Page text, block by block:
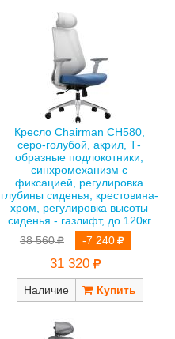
Кресло Chairman CH580,
серо-голубой, акрил, Т-
образные подлокотники,
синхромеханизм с
фиксацией, регулировка
глубины сиденья, крестовина-
хром, регулировка высоты
сиденья - газлифт, до 120кг
38 560
-7 240
31 320
Наличие